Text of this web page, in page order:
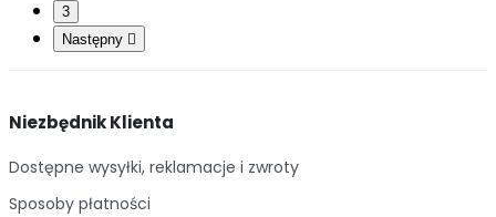
3
Następny 
Niezbędnik Klienta
Dostępne wysyłki, reklamacje i zwroty
Sposoby płatności